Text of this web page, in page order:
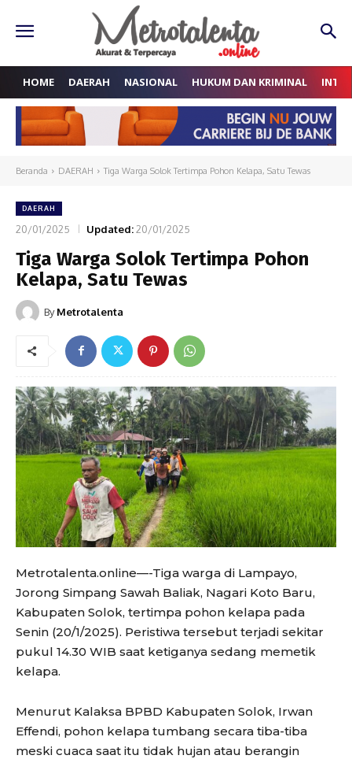
HOME DAERAH NASIONAL HUKUM DAN KRIMINAL
Beranda DAERAH Tiga Warga Solok Tertimpa Pohon Kelapa, Satu Tewas
DAERAH
20/01/2025 Updated:20/01/2025
Tiga Warga Solok Tertimpa Pohon
Kelapa, Satu Tewas
By Metrotalenta
Metrotalenta.online—-Tiga warga di Lampayo,
Jorong Simpang Sawah Baliak, Nagari Koto Baru,
Kabupaten Solok, tertimpa pohon kelapa pada
Senin (20/1/2025). Peristiwa tersebut terjadi sekitar
pukul 14.30 WIB saat ketiganya sedang memetik
kelapa.
Menurut Kalaksa BPBD Kabupaten Solok, Irwan
Effendi, pohon kelapa tumbang secara tiba-tiba
meski cuaca saat itu tidak hujan atau berangin